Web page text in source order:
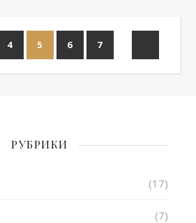
4 5 6 7
РУБРИКИ
(17)
(7)